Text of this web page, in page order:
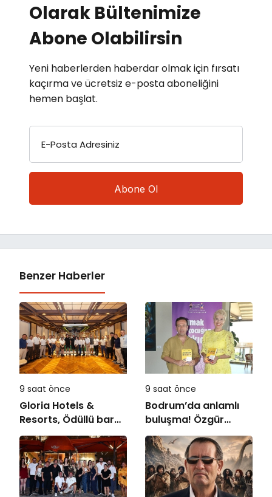
Olarak Bültenimize
Abone Olabilirsin
Yeni haberlerden haberdar olmak için fırsatı
kaçırma ve ücretsiz e-posta aboneliğini
hemen başlat.
E-Posta Adresiniz
Benzer Haberler
9 saat önce
Gloria Hotels &
Resorts, Ödüllü bar
Panda & Sons ile
unutulmaz bir
Miksoloji Gecesine
İmza Attı
9 saat önce
Bodrum’da anlamlı
buluşma! Özgür
Aras’ın çok
konuşulan kitabı yeni
baskısını Titanic
Luxury Collection
Bodrum’da kutladı